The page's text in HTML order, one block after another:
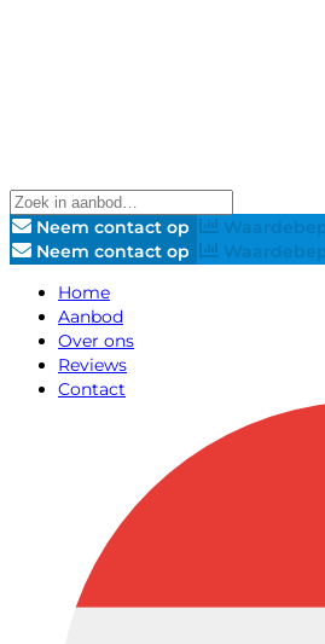
Neem contact op
Neem contact op
Home
Aanbod
Over ons
Reviews
Contact